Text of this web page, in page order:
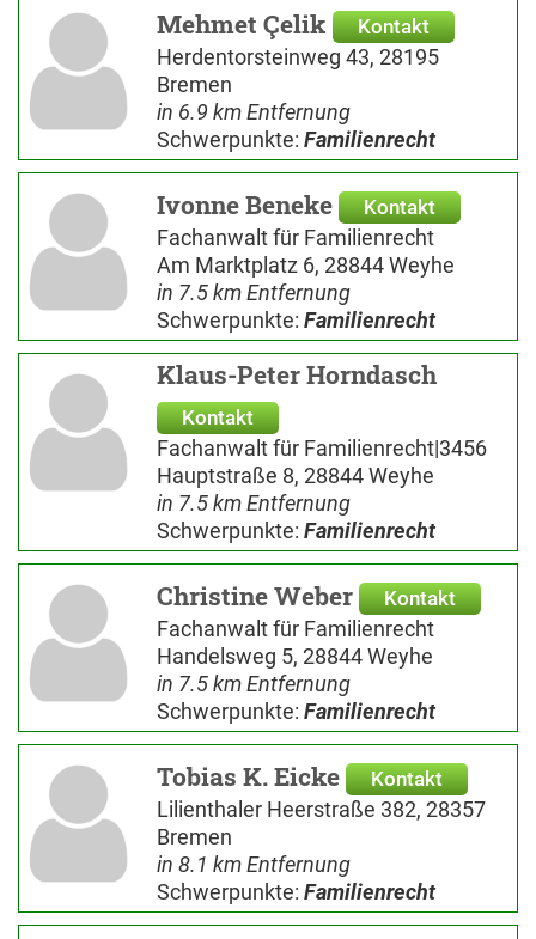
Mehmet Çelik Kontakt
Herdentorsteinweg 43, 28195
Bremen
in 6.9 km Entfernung
Schwerpunkte: Familienrecht
Ivonne Beneke Kontakt
Fachanwalt für Familienrecht
Am Marktplatz 6, 28844 Weyhe
in 7.5 km Entfernung
Schwerpunkte: Familienrecht
Klaus-Peter Horndasch
Kontakt
Fachanwalt für Familienrecht|3456
Hauptstraße 8, 28844 Weyhe
in 7.5 km Entfernung
Schwerpunkte: Familienrecht
Christine Weber Kontakt
Fachanwalt für Familienrecht
Handelsweg 5, 28844 Weyhe
in 7.5 km Entfernung
Schwerpunkte: Familienrecht
Tobias K. Eicke Kontakt
Lilienthaler Heerstraße 382, 28357
Bremen
in 8.1 km Entfernung
Schwerpunkte: Familienrecht